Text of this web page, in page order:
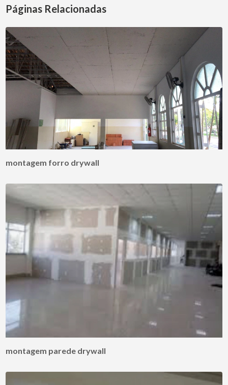
Páginas Relacionadas
montagem forro drywall
montagem parede drywall